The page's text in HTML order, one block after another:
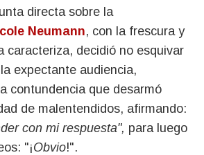
directa sobre la
Neumann, con la frescura y
caracteriza, decidió no esquivar
expectante audiencia,
contundencia que desarmó
de malentendidos, afirmando:
con mi respuesta", para luego
"¡Obvio!".